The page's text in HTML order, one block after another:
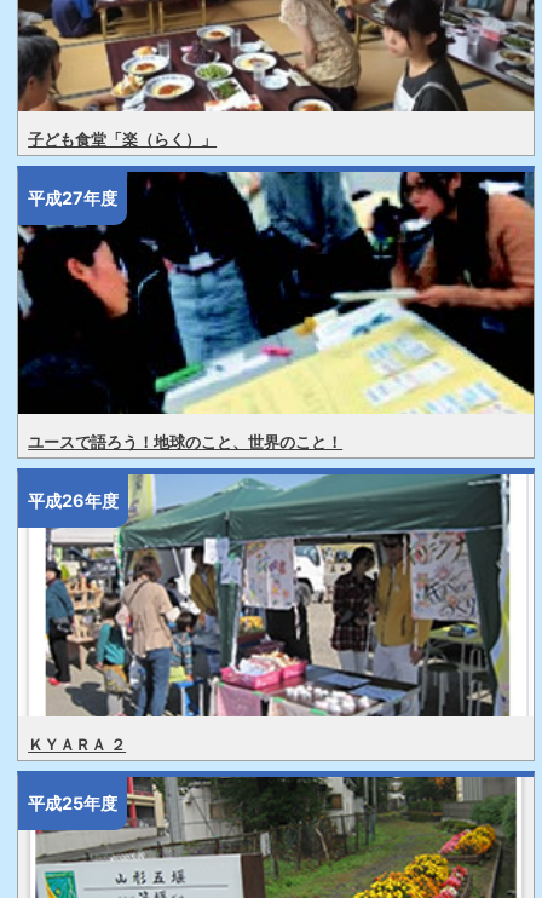
子ども食堂「楽（らく）」
平成27年度
ユースで語ろう！地球のこと、世界のこと！
平成26年度
ＫＹＡＲＡ ２
平成25年度